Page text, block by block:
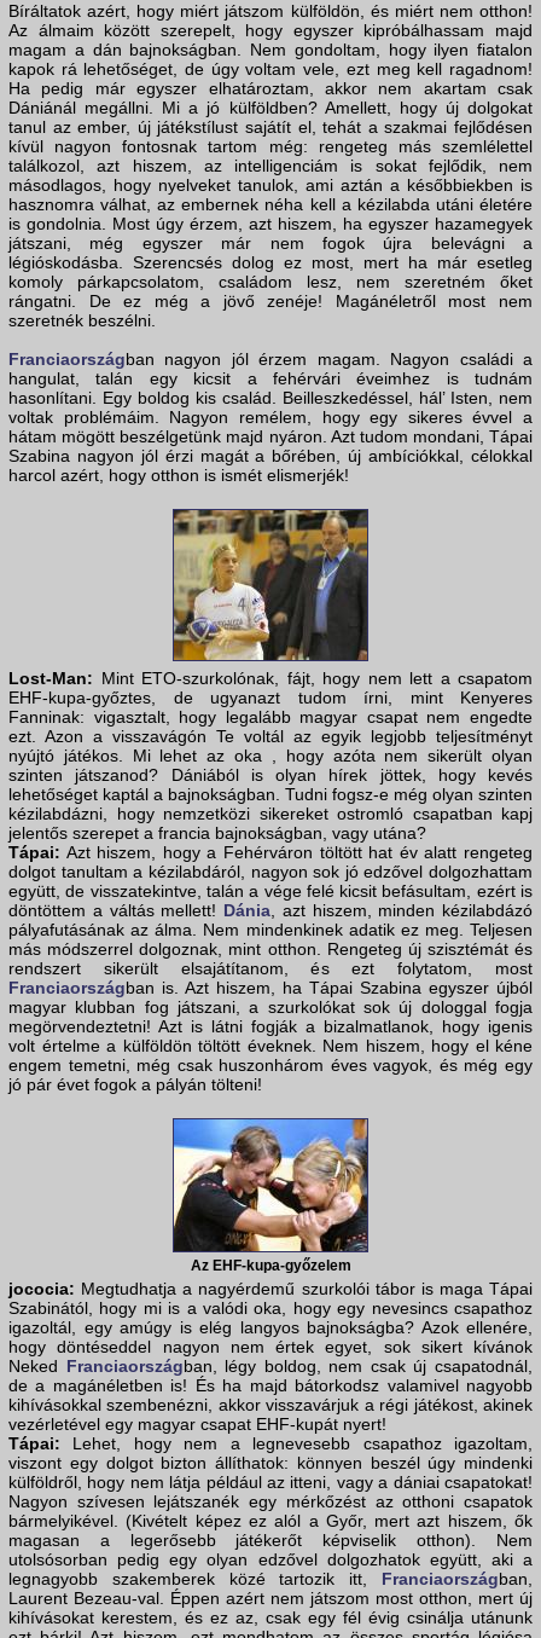
Bíráltatok azért, hogy miért játszom külföldön, és miért nem otthon!
Az álmaim között szerepelt, hogy egyszer kipróbálhassam majd
magam a dán bajnokságban. Nem gondoltam, hogy ilyen fiatalon
kapok rá lehetőséget, de úgy voltam vele, ezt meg kell ragadnom!
Ha pedig már egyszer elhatároztam, akkor nem akartam csak
Dániánál megállni. Mi a jó külföldben? Amellett, hogy új dolgokat
tanul az ember, új játékstílust sajátít el, tehát a szakmai fejlődésen
kívül nagyon fontosnak tartom még: rengeteg más szemlélettel
találkozol, azt hiszem, az intelligenciám is sokat fejlődik, nem
másodlagos, hogy nyelveket tanulok, ami aztán a későbbiekben is
hasznomra válhat, az embernek néha kell a kézilabda utáni életére
is gondolnia. Most úgy érzem, azt hiszem, ha egyszer hazamegyek
játszani, még egyszer már nem fogok újra belevágni a
légióskodásba. Szerencsés dolog ez most, mert ha már esetleg
komoly párkapcsolatom, családom lesz, nem szeretném őket
rángatni. De ez még a jövő zenéje! Magánéletről most nem
szeretnék beszélni.
Franciaországban nagyon jól érzem magam. Nagyon családi a
hangulat, talán egy kicsit a fehérvári éveimhez is tudnám
hasonlítani. Egy boldog kis család. Beilleszkedéssel, hál’ Isten, nem
voltak problémáim. Nagyon remélem, hogy egy sikeres évvel a
hátam mögött beszélgetünk majd nyáron. Azt tudom mondani, Tápai
Szabina nagyon jól érzi magát a bőrében, új ambíciókkal, célokkal
harcol azért, hogy otthon is ismét elismerjék!
Lost-Man: Mint ETO-szurkolónak, fájt, hogy nem lett a csapatom
EHF-kupa-győztes, de ugyanazt tudom írni, mint Kenyeres
Fanninak: vigasztalt, hogy legalább magyar csapat nem engedte
ezt. Azon a visszavágón Te voltál az egyik legjobb teljesítményt
nyújtó játékos. Mi lehet az oka , hogy azóta nem sikerült olyan
szinten játszanod? Dániából is olyan hírek jöttek, hogy kevés
lehetőséget kaptál a bajnokságban. Tudni fogsz-e még olyan szinten
kézilabdázni, hogy nemzetközi sikereket ostromló csapatban kapj
jelentős szerepet a francia bajnokságban, vagy utána?
Tápai: Azt hiszem, hogy a Fehérváron töltött hat év alatt rengeteg
dolgot tanultam a kézilabdáról, nagyon sok jó edzővel dolgozhattam
együtt, de visszatekintve, talán a vége felé kicsit befásultam, ezért is
döntöttem a váltás mellett! Dánia , azt hiszem, minden kézilabdázó
pályafutásának az álma. Nem mindenkinek adatik ez meg. Teljesen
más módszerrel dolgoznak, mint otthon. Rengeteg új szisztémát és
rendszert sikerült elsajátítanom, és ezt folytatom, most
Franciaországban is. Azt hiszem, ha Tápai Szabina egyszer újból
magyar klubban fog játszani, a szurkolókat sok új dologgal fogja
megörvendeztetni! Azt is látni fogják a bizalmatlanok, hogy igenis
volt értelme a külföldön töltött éveknek. Nem hiszem, hogy el kéne
engem temetni, még csak huszonhárom éves vagyok, és még egy
jó pár évet fogok a pályán tölteni!
Az EHF-kupa-győzelem
jococia: Megtudhatja a nagyérdemű szurkolói tábor is maga Tápai
Szabinától, hogy mi is a valódi oka, hogy egy nevesincs csapathoz
igazoltál, egy amúgy is elég langyos bajnokságba? Azok ellenére,
hogy döntéseddel nagyon nem értek egyet, sok sikert kívánok
Neked Franciaországban, légy boldog, nem csak új csapatodnál,
de a magánéletben is! És ha majd bátorkodsz valamivel nagyobb
kihívásokkal szembenézni, akkor visszavárjuk a régi játékost, akinek
vezérletével egy magyar csapat EHF-kupát nyert!
Tápai: Lehet, hogy nem a legnevesebb csapathoz igazoltam,
viszont egy dolgot bizton állíthatok: könnyen beszél úgy mindenki
külföldről, hogy nem látja például az itteni, vagy a dániai csapatokat!
Nagyon szívesen lejátszanék egy mérkőzést az otthoni csapatok
bármelyikével. (Kivételt képez ez alól a Győr, mert azt hiszem, ők
magasan a legerősebb játékerőt képviselik otthon). Nem
utolsósorban pedig egy olyan edzővel dolgozhatok együtt, aki a
legnagyobb szakemberek közé tartozik itt, Franciaországban,
Laurent Bezeau-val. Éppen azért nem játszom most otthon, mert új
kihívásokat kerestem, és ez az, csak egy fél évig csinálja utánunk